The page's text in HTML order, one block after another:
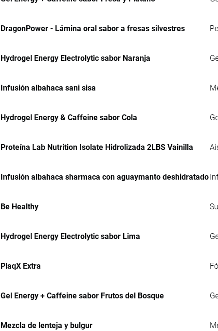
DragonPower - Lámina oral sabor a fresas silvestres
Hydrogel Energy Electrolytic sabor Naranja
Infusión albahaca sani sisa
Hydrogel Energy & Caffeine sabor Cola
Proteína Lab Nutrition Isolate Hidrolizada 2LBS Vainilla
Infusión albahaca sharmaca con aguaymanto deshidratado
Be Healthy
Hydrogel Energy Electrolytic sabor Lima
PlaqX Extra
Gel Energy + Caffeine sabor Frutos del Bosque
Mezcla de lenteja y bulgur